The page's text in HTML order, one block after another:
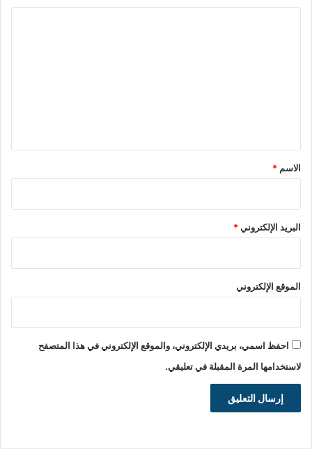
*
الاسم *
البريد الإلكتروني*
الموقع الإلكتروني
احفظ اسمي، بريدي الإلكتروني، والموقع الإلكتروني في هذا المتصفح
لاستخدامها المرة المقبلة في تعليقي.